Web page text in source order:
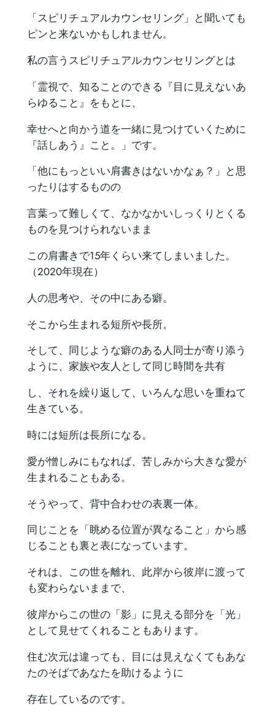
「スピリチュアルカウンセリング」と聞いても
ピンと来ないかもしれません。
私の言うスピリチュアルカウンセリングとは
「霊視で、知ることのできる『目に見えないあ
らゆること』をもとに、
幸せへと向かう道を一緒に見つけていくために
『話しあう』こと。」です。
「他にもっといい肩書きはないかなぁ？」と思
ったりはするものの
言葉って難しくて、なかなかいしっくりとくる
ものを見つけられないまま
この肩書きで15年くらい来てしまいました。
（2020年現在）
人の思考や、その中にある癖。
そこから生まれる短所や長所。
そして、同じような癖のある人同士が寄り添う
ように、家族や友人として同じ時間を共有
し、それを繰り返して、いろんな思いを重ねて
生きている。
時には短所は長所になる。
愛が憎しみにもなれば、苦しみから大きな愛が
生まれることもある。
そうやって、背中合わせの表裏一体。
同じことを「眺める位置が異なること」から感
じることも裏と表になっています。
それは、この世を離れ、此岸から彼岸に渡って
も変わらないままで、
彼岸からこの世の「影」に見える部分を「光」
として見せてくれることもあります。
住む次元は違っても、目には見えなくてもあな
たのそばであなたを助けるように
存在しているのです。